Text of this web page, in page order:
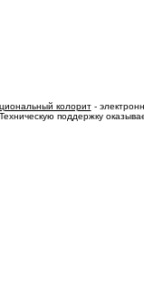
колорит-
Техническую поддержку